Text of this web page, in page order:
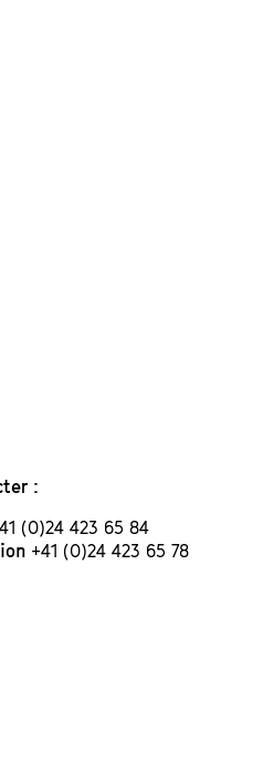
:
(0)24 423 65 84
+41 (0)24 423 65 78